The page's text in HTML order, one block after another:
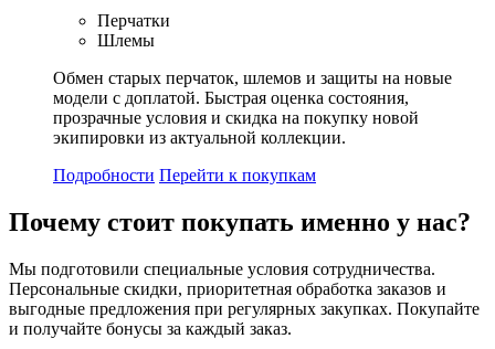
Перчатки
Шлемы
Обмен старых перчаток, шлемов и защиты на новые
модели с доплатой. Быстрая оценка состояния,
прозрачные условия и скидка на покупку новой
экипировки из актуальной коллекции.
Подробности Перейти к покупкам
Почему стоит покупать именно у нас?
Мы подготовили специальные условия сотрудничества.
Персональные скидки, приоритетная обработка заказов и
выгодные предложения при регулярных закупках. Покупайте
и получайте бонусы за каждый заказ.